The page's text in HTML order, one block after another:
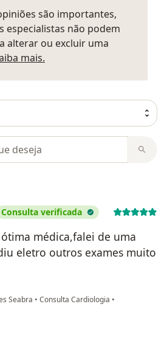
são importantes,
especialistas não podem
alterar ou excluir uma
mais.
Consulta verificada
médica,falei de uma
eletro outros exames muito
Seabra • Consulta Cardiologia •
Guedes